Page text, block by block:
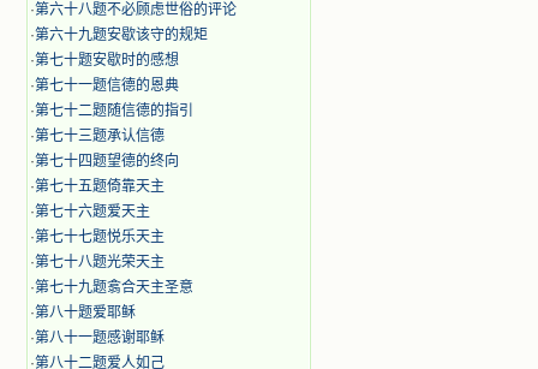
·第六十八题不必顾虑世俗的评论
·第六十九题安歇该守的规矩
·第七十题安歇时的感想
·第七十一题信德的恩典
·第七十二题随信德的指引
·第七十三题承认信德
·第七十四题望德的终向
·第七十五题倚靠天主
·第七十六题爱天主
·第七十七题悦乐天主
·第七十八题光荣天主
·第七十九题翕合天主圣意
·第八十题爱耶稣
·第八十一题感谢耶稣
·第八十二题爱人如己